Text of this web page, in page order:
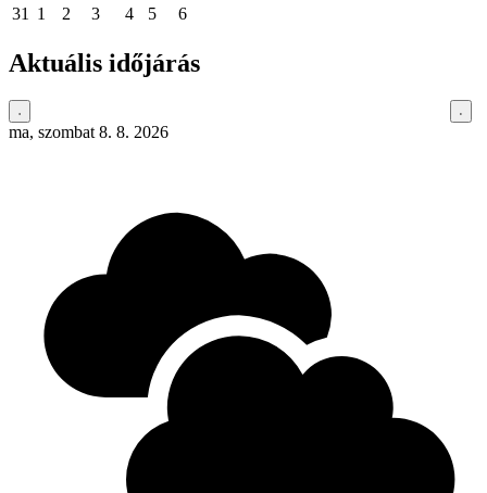
31
1 2 3 4 5 6
Aktuális időjárás
ma, szombat 8. 8. 2026